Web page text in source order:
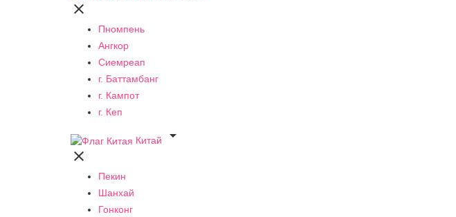

Пномпень
Ангкор
Сиемреап
г. Баттамбанг
г. Кампот
г. Кеп
Китай


Пекин
Шанхай
Гонконг